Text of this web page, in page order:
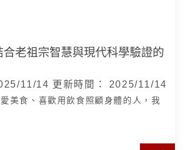
合老祖宗智慧與現代科學驗證的
11/14 更新時間： 2025/11/14
美食、喜歡用飲食照顧身體的人，我